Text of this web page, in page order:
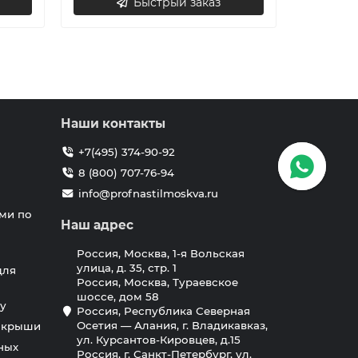
по
крыши
Наши контакты
+7(495) 374-90-92
8 (800) 707-76-94
info@profnastilmoskva.ru
Наш адрес
Россия, Москва, 1-я Вольская
улица, д. 35, стр. 1
Россия, Москва, Тураевское
шоссе, дом 58
Россия, Республика Северная
Осетия — Алания, г. Владикавказ,
ул. Курсантов-Кировцев, д.15
Россия, г. Санкт-Петербург, ул.